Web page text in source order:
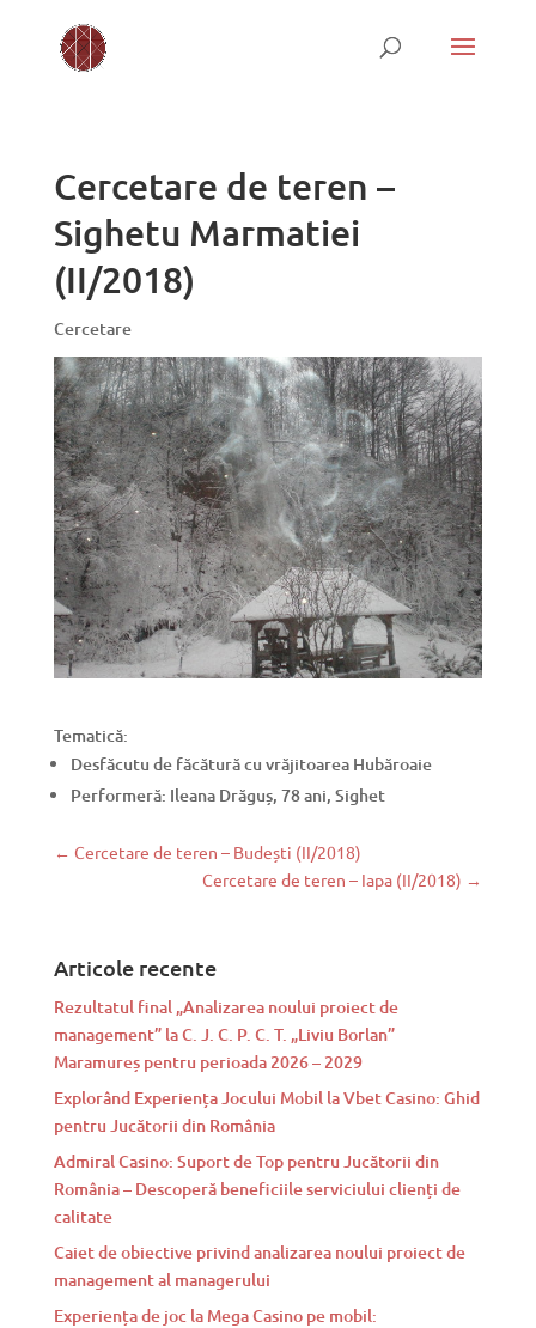
Cercetare de teren –
Sighetu Marmatiei
(II/2018)
Cercetare
Tematică:
Desfăcutu de făcătură cu vrăjitoarea Hubăroaie
Performeră: Ileana Drăguș, 78 ani, Sighet
← Cercetare de teren – Budești (II/2018)
Cercetare de teren – Iapa (II/2018) →
Articole recente
Rezultatul final „Analizarea noului proiect de
management” la C. J. C. P. C. T. „Liviu Borlan”
Maramureș pentru perioada 2026 – 2029
Explorând Experiența Jocului Mobil la Vbet Casino: Ghid
pentru Jucătorii din România
Admiral Casino: Suport de Top pentru Jucătorii din
România – Descoperă beneficiile serviciului clienți de
calitate
Caiet de obiective privind analizarea noului proiect de
management al managerului
Experiența de joc la Mega Casino pe mobil: